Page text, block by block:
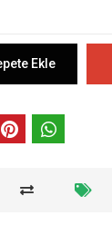
Ekle